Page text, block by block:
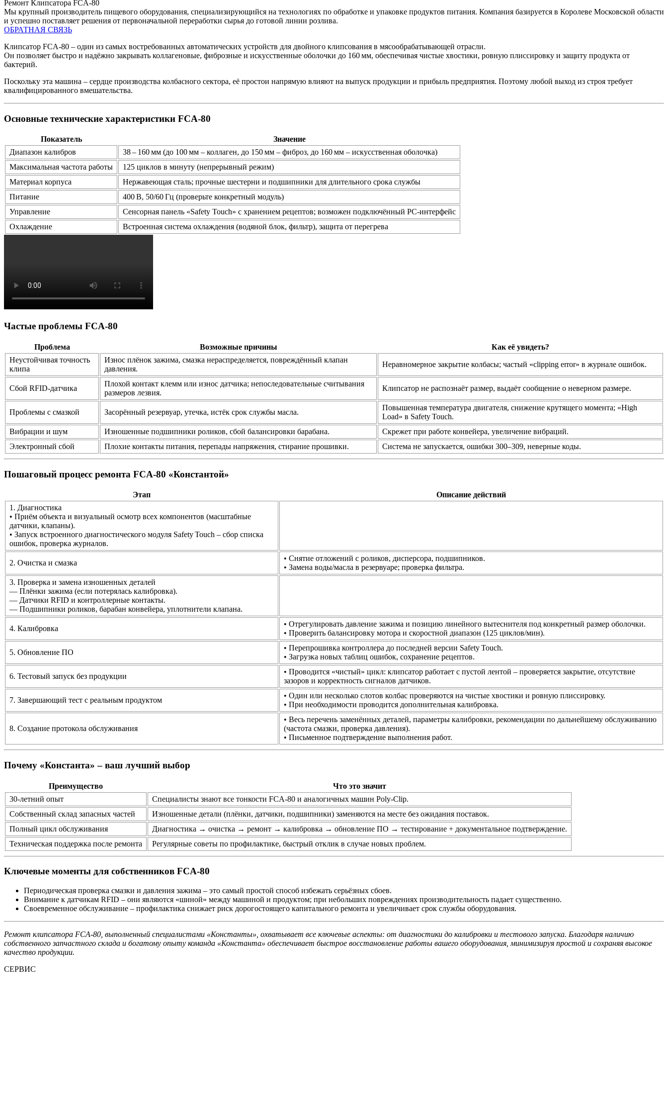
Ремонт Клипсатора FCA-80
Мы крупный производитель пищевого оборудования, специализирующийся на технологиях по обработке и упаковке продуктов питания. Компания базируется в Королеве Московской области
и успешно поставляет решения от первоначальной переработки сырья до готовой линии розлива.
ОБРАТНАЯ СВЯЗЬ
Клипсатор FCA‑80 – один из самых востребованных автоматических устройств для двойного клипсования в мясообрабатывающей отрасли.
Он позволяет быстро и надёжно закрывать коллагеновые, фиброзные и искусственные оболочки до 160 мм, обеспечивая чистые хвостики, ровную плиссировку и защиту продукта от
бактерий.
Поскольку эта машина – сердце производства колбасного сектора, её простои напрямую влияют на выпуск продукции и прибыль предприятия. Поэтому любой выход из строя требует
квалифицированного вмешательства.
Основные технические характеристики FCA‑80
Показатель
Значение
Диапазон калибров
38 – 160 мм (до 100 мм – коллаген, до 150 мм – фиброз, до 160 мм – искусственная оболочка)
Максимальная частота работы
125 циклов в минуту (непрерывный режим)
Материал корпуса
Нержавеющая сталь; прочные шестерни и подшипники для длительного срока службы
Питание
400 В, 50/60 Гц (проверьте конкретный модуль)
Управление
Сенсорная панель «Safety Touch» с хранением рецептов; возможен подключённый PC‑интерфейс
Охлаждение
Встроенная система охлаждения (водяной блок, фильтр), защита от перегрева
Частые проблемы FCA‑80
Проблема Возможные причины
Как её увидеть?
Неустойчивая точность
клипа
Износ плёнок зажима, смазка нераспределяется, повреждённый клапан
давления.
Неравномерное закрытие колбасы; частый «clipping error» в журнале ошибок.
Сбой RFID‑датчика
Плохой контакт клемм или износ датчика; непоследовательные считывания
размеров лезвия.
Клипсатор не распознаёт размер, выдаёт сообщение о неверном размере.
Проблемы с смазкой Засорённый резервуар, утечка, истёк срок службы масла.
Повышенная температура двигателя, снижение крутящего момента; «High
Load» в Safety Touch.
Вибрации и шум
Изношенные подшипники роликов, сбой балансировки барабана.
Скрежет при работе конвейера, увеличение вибраций.
Электронный сбой
Плохие контакты питания, перепады напряжения, стирание прошивки. Система не запускается, ошибки 300–309, неверные коды.
Пошаговый процесс ремонта FCA‑80 «Константой»
Этап
Описание действий
1. Диагностика
• Приём объекта и визуальный осмотр всех компонентов (масштабные
датчики, клапаны).
• Запуск встроенного диагностического модуля Safety Touch – сбор списка
ошибок, проверка журналов.
2. Очистка и смазка
• Снятие отложений с роликов, дисперсора, подшипников.
• Замена воды/масла в резервуаре; проверка фильтра.
3. Проверка и замена изношенных деталей
— Плёнки зажима (если потерялась калибровка).
— Датчики RFID и контроллерные контакты.
— Подшипники роликов, барабан конвейера, уплотнители клапана.
4. Калибровка
• Отрегулировать давление зажима и позицию линейного вытеснителя под конкретный размер оболочки.
• Проверить балансировку мотора и скоростной диапазон (125 циклов/мин).
5. Обновление ПО
• Перепрошивка контроллера до последней версии Safety Touch.
• Загрузка новых таблиц ошибок, сохранение рецептов.
6. Тестовый запуск без продукции
• Проводится «чистый» цикл: клипсатор работает с пустой лентой – проверяется закрытие, отсутствие
зазоров и корректность сигналов датчиков.
7. Завершающий тест с реальным продуктом
• Один или несколько слотов колбас проверяются на чистые хвостики и ровную плиссировку.
• При необходимости проводится дополнительная калибровка.
8. Создание протокола обслуживания
• Весь перечень заменённых деталей, параметры калибровки, рекомендации по дальнейшему обслуживанию
(частота смазки, проверка давления).
• Письменное подтверждение выполнения работ.
Почему «Константа» – ваш лучший выбор
Преимущество
Что это значит
30‑летний опыт
Специалисты знают все тонкости FCA‑80 и аналогичных машин Poly‑Clip.
Собственный склад запасных частей
Изношенные детали (плёнки, датчики, подшипники) заменяются на месте без ожидания поставок.
Полный цикл обслуживания
Диагностика → очистка → ремонт → калибровка → обновление ПО → тестирование + документальное подтверждение.
Техническая поддержка после ремонта
Регулярные советы по профилактике, быстрый отклик в случае новых проблем.
Ключевые моменты для собственников FCA‑80
Периодическая проверка смазки и давления зажима – это самый простой способ избежать серьёзных сбоев.
Внимание к датчикам RFID – они являются «шиной» между машиной и продуктом; при небольших повреждениях производительность падает существенно.
Своевременное обслуживание – профилактика снижает риск дорогостоящего капитального ремонта и увеличивает срок службы оборудования.
Ремонт клипсатора FCA‑80, выполненный специалистами «Константы», охватывает все ключевые аспекты: от диагностики до калибровки и тестового запуска. Благодаря наличию
собственного запчастного склада и богатому опыту команда «Константа» обеспечивает быстрое восстановление работы вашего оборудования, минимизируя простой и сохраняя высокое
качество продукции.
СЕРВИС